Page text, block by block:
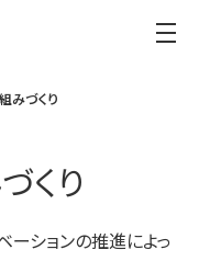
みづくり
くり
ーションの推進によっ